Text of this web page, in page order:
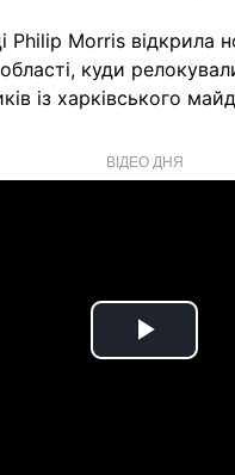
Philip Morris відкрила
області, куди
із харківського
ВІДЕО ДНЯ
Play